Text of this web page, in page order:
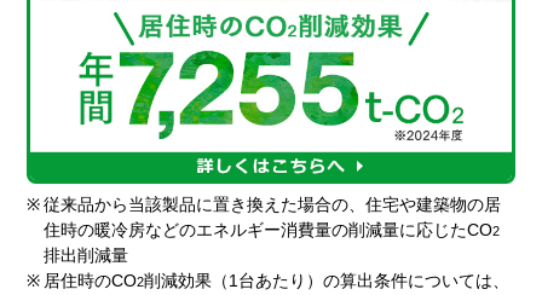
※ 従来品から当該製品に置き換えた場合の、住宅や建築物の居
住時の暖冷房などのエネルギー消費量の削減量に応じたCO2
排出削減量
※ 居住時のCO2削減効果（1台あたり）の算出条件については、